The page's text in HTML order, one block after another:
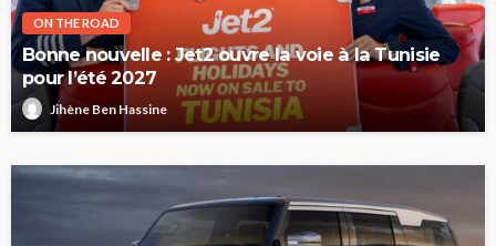
ON THE ROAD
Bonne nouvelle : Jet2 ouvre la voie à la Tunisie
pour l’été 2027
Jihène Ben Hassine